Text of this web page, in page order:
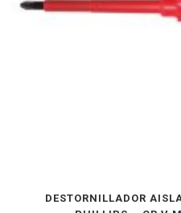
DESTORNILLADOR